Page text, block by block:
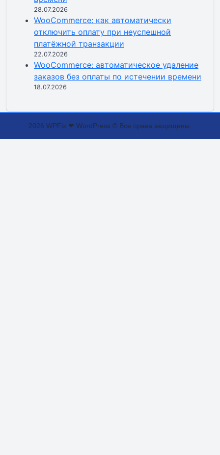
28.07.2026
WooCommerce: как автоматически
отключить оплату при неуспешной
платёжной транзакции
22.07.2026
WooCommerce: автоматическое удаление
заказов без оплаты по истечении времени
18.07.2026
2026 WPFix ❤ WordPress © Все права защищены.